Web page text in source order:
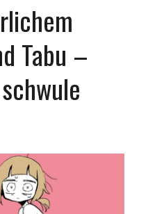
Tabu –